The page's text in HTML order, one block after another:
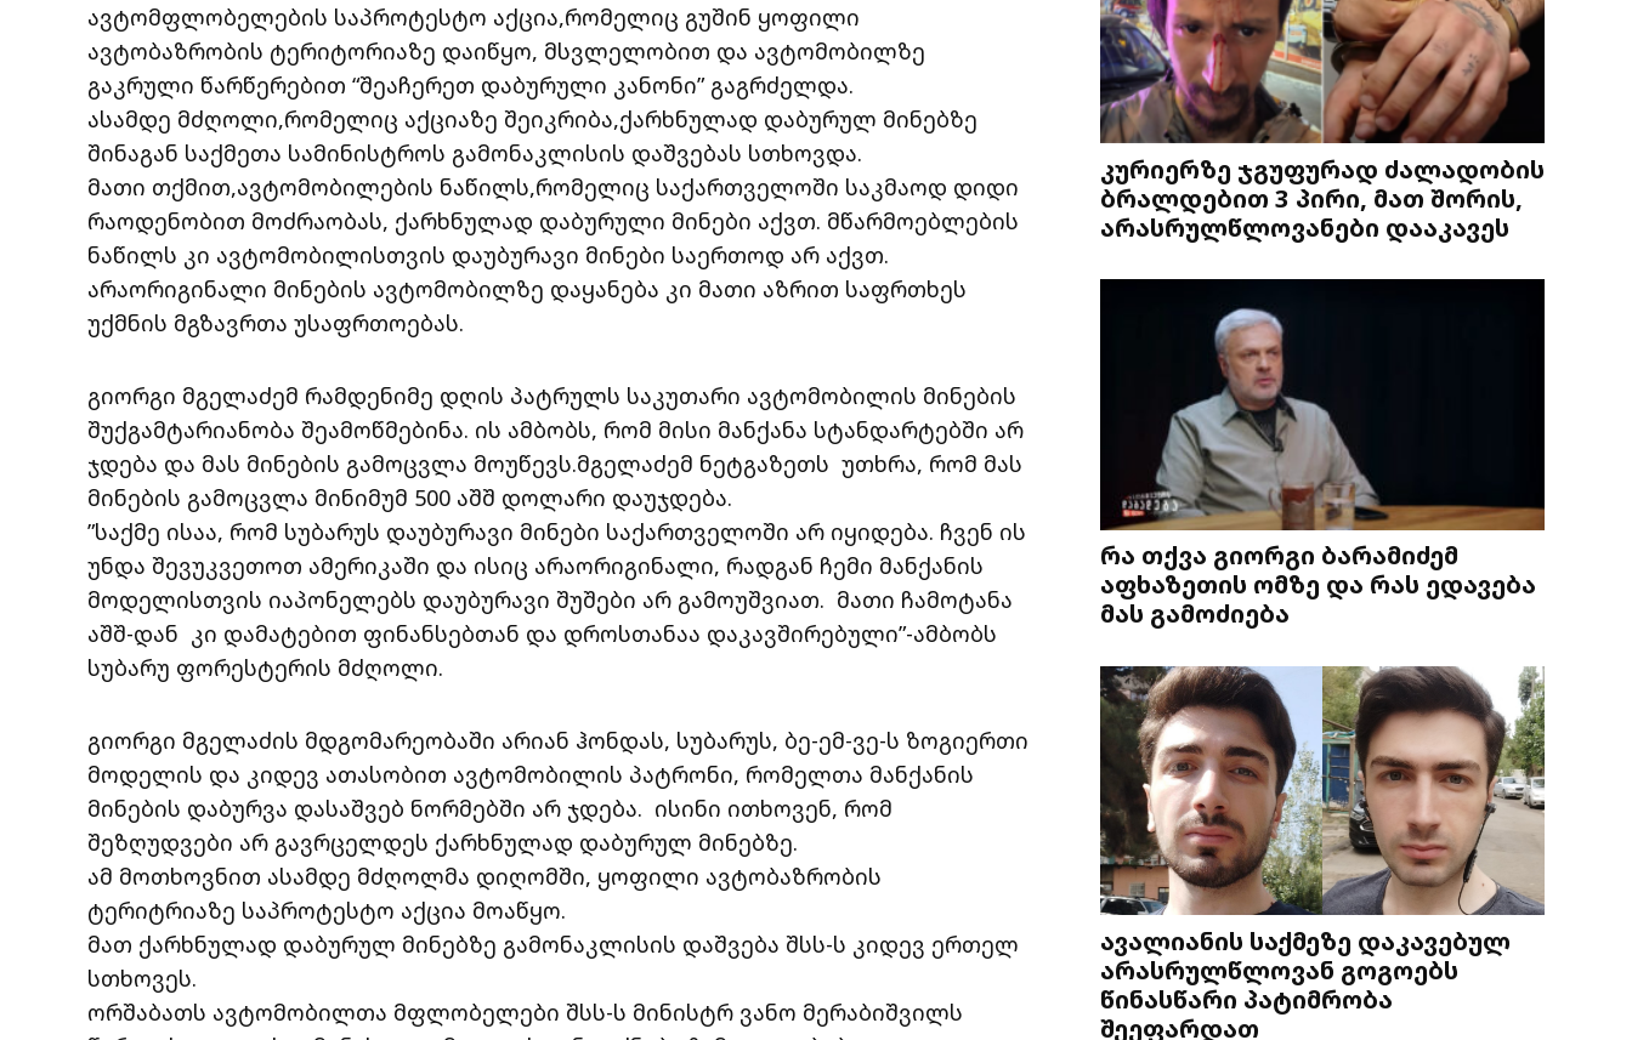
ავტომფლობელების საპროტესტო აქცია,რომელიც გუშინ ყოფილი
ავტობაზრობის ტერიტორიაზე დაიწყო, მსვლელობით და ავტომობილზე
გაკრული წარწერებით “შეაჩერეთ დაბურული კანონი” გაგრძელდა.
ასამდე მძღოლი,რომელიც აქციაზე შეიკრიბა,ქარხნულად დაბურულ მინებზე
შინაგან საქმეთა სამინისტროს გამონაკლისის დაშვებას სთხოვდა.
მათი თქმით,ავტომობილების ნაწილს,რომელიც საქართველოში საკმაოდ დიდი
რაოდენობით მოძრაობას, ქარხნულად დაბურული მინები აქვთ. მწარმოებლების
ნაწილს კი ავტომობილისთვის დაუბურავი მინები საერთოდ არ აქვთ.
არაორიგინალი მინების ავტომობილზე დაყანება კი მათი აზრით საფრთხეს
უქმნის მგზავრთა უსაფრთოებას.
გიორგი მგელაძემ რამდენიმე დღის პატრულს საკუთარი ავტომობილის მინების
შუქგამტარიანობა შეამოწმებინა. ის ამბობს, რომ მისი მანქანა სტანდარტებში არ
ჯდება და მას მინების გამოცვლა მოუწევს.მგელაძემ ნეტგაზეთს უთხრა, რომ მას
მინების გამოცვლა მინიმუმ 500 აშშ დოლარი დაუჯდება.
”საქმე ისაა, რომ სუბარუს დაუბურავი მინები საქართველოში არ იყიდება. ჩვენ ის
უნდა შევუკვეთოთ ამერიკაში და ისიც არაორიგინალი, რადგან ჩემი მანქანის
მოდელისთვის იაპონელებს დაუბურავი შუშები არ გამოუშვიათ. მათი ჩამოტანა
აშშ-დან კი დამატებით ფინანსებთან და დროსთანაა დაკავშირებული”-ამბობს
სუბარუ ფორესტერის მძღოლი.
გიორგი მგელაძის მდგომარეობაში არიან ჰონდას, სუბარუს, ბე-ემ-ვე-ს ზოგიერთი
მოდელის და კიდევ ათასობით ავტომობილის პატრონი, რომელთა მანქანის
მინების დაბურვა დასაშვებ ნორმებში არ ჯდება. ისინი ითხოვენ, რომ
შეზღუდვები არ გავრცელდეს ქარხნულად დაბურულ მინებზე.
ამ მოთხოვნით ასამდე მძღოლმა დიღომში, ყოფილი ავტობაზრობის
ტერიტრიაზე საპროტესტო აქცია მოაწყო.
მათ ქარხნულად დაბურულ მინებზე გამონაკლისის დაშვება შსს-ს კიდევ ერთელ
სთხოვეს.
ორშაბათს ავტომობილთა მფლობელები შსს-ს მინისტრ ვანო მერაბიშვილს
კურიერზე ჯგუფურად ძალადობის
ბრალდებით 3 პირი, მათ შორის,
არასრულწლოვანები დააკავეს
რა თქვა გიორგი ბარამიძემ
აფხაზეთის ომზე და რას ედავება
მას გამოძიება
ავალიანის საქმეზე დაკავებულ
არასრულწლოვან გოგოებს
წინასწარი პატიმრობა
შეეფარდათ